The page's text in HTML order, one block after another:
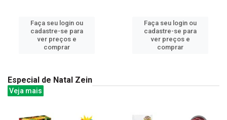
Faça seu login ou
cadastre-se para
ver preços e
comprar
Faça seu login ou
cadastre-se para
ver preços e
comprar
Especial de Natal Zein
Veja mais